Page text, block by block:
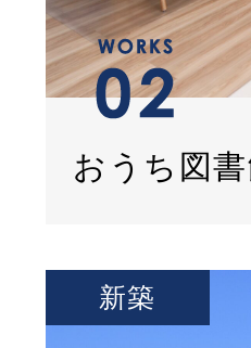
おうち図
新築